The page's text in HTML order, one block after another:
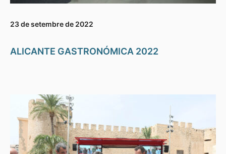
23 de setembre de 2022
ALICANTE GASTRONÓMICA 2022